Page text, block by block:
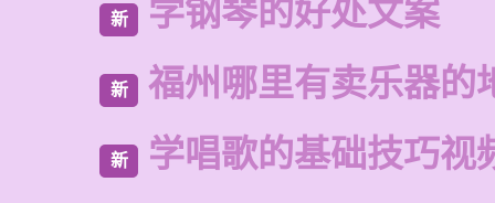
新 学钢琴的好处文案
新 福州哪里有卖乐器的
新 学唱歌的基础技巧视